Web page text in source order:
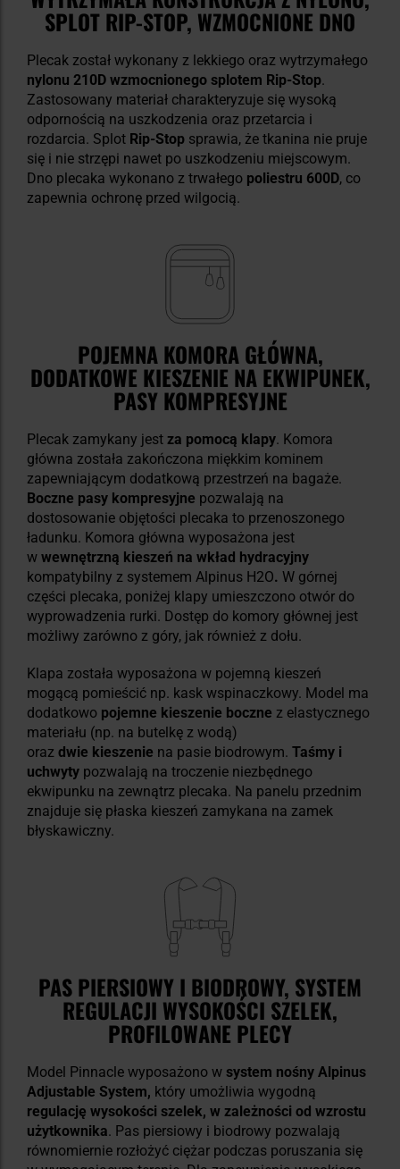
SPLOT RIP-STOP, WZMOCNIONE DNO
Plecak został wykonany z lekkiego oraz wytrzymałego
nylonu 210D wzmocnionego splotem Rip-Stop.
Zastosowany materiał charakteryzuje się wysoką
odpornością na uszkodzenia oraz przetarcia i
rozdarcia. Splot Rip-Stop sprawia, że tkanina nie pruje
się i nie strzępi nawet po uszkodzeniu miejscowym.
Dno plecaka wykonano z trwałego poliestru 600D, co
zapewnia ochronę przed wilgocią.
POJEMNA KOMORA GŁÓWNA,
DODATKOWE KIESZENIE NA EKWIPUNEK,
PASY KOMPRESYJNE
Plecak zamykany jest za pomocą klapy. Komora
główna została zakończona miękkim kominem
zapewniającym dodatkową przestrzeń na bagaże.
Boczne pasy kompresyjne pozwalają na
dostosowanie objętości plecaka to przenoszonego
ładunku. Komora główna wyposażona jest
w wewnętrzną kieszeń na wkład hydracyjny
kompatybilny z systemem Alpinus H2O. W górnej
części plecaka, poniżej klapy umieszczono otwór do
wyprowadzenia rurki. Dostęp do komory głównej jest
możliwy zarówno z góry, jak również z dołu.
Klapa została wyposażona w pojemną kieszeń
mogącą pomieścić np. kask wspinaczkowy. Model ma
dodatkowo pojemne kieszenie boczne z elastycznego
materiału (np. na butelkę z wodą)
oraz dwie kieszenie na pasie biodrowym. Taśmy i
uchwyty pozwalają na troczenie niezbędnego
ekwipunku na zewnątrz plecaka. Na panelu przednim
znajduje się płaska kieszeń zamykana na zamek
błyskawiczny.
PAS PIERSIOWY I BIODROWY, SYSTEM
REGULACJI WYSOKOŚCI SZELEK,
PROFILOWANE PLECY
Model Pinnacle wyposażono w system nośny Alpinus
Adjustable System, który umożliwia wygodną
regulację wysokości szelek, w zależności od wzrostu
użytkownika. Pas piersiowy i biodrowy pozwalają
równomiernie rozłożyć ciężar podczas poruszania się